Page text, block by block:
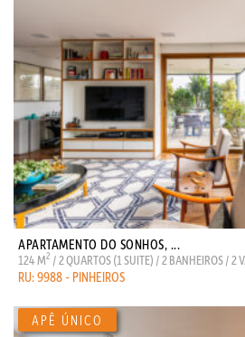
APARTAMENTO DO SONHOS, ...
124 M2 / 2 QUARTOS (1 SUITE) / 2 BANHEIROS / 2
RU: 9988 - PINHEIROS